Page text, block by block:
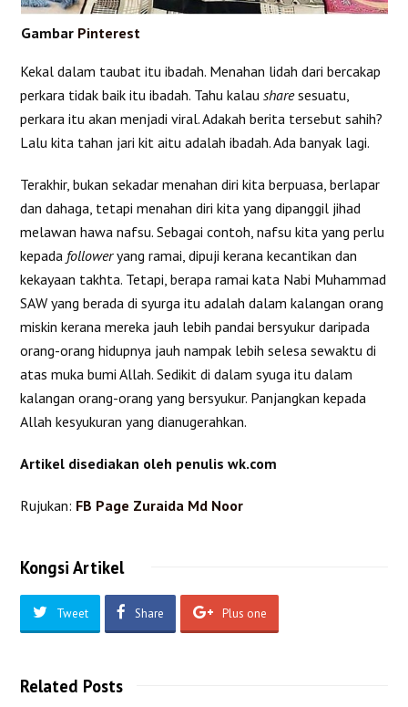
GambarPinterest
Kekal dalam taubat itu ibadah. Menahan lidah dari bercakap
perkara tidak baik itu ibadah. Tahu kalausharesesuatu,
perkara itu akan menjadi viral. Adakah berita tersebut sahih?
Lalu kita tahan jari kit aitu adalah ibadah. Ada banyak lagi.
Terakhir, bukan sekadar menahan diri kita berpuasa, berlapar
dan dahaga, tetapi menahan diri kita yang dipanggil jihad
melawan hawa nafsu. Sebagai contoh, nafsu kita yang perlu
kepada followeryang ramai, dipuji kerana kecantikan dan
kekayaan takhta. Tetapi, berapa ramai kata Nabi Muhammad
SAW yang berada di syurga itu adalah dalam kalangan orang
miskin kerana mereka jauh lebih pandai bersyukur daripada
orang-orang hidupnya jauh nampak lebih selesa sewaktu di
atas muka bumi Allah. Sedikit di dalam syuga itu dalam
kalangan orang-orang yang bersyukur. Panjangkan kepada
Allah kesyukuran yang dianugerahkan.
Artikel disediakan oleh penulis wk.com
Rujukan: FB Page Zuraida Md Noor
Kongsi Artikel
Tweet Share Plus one
Related Posts